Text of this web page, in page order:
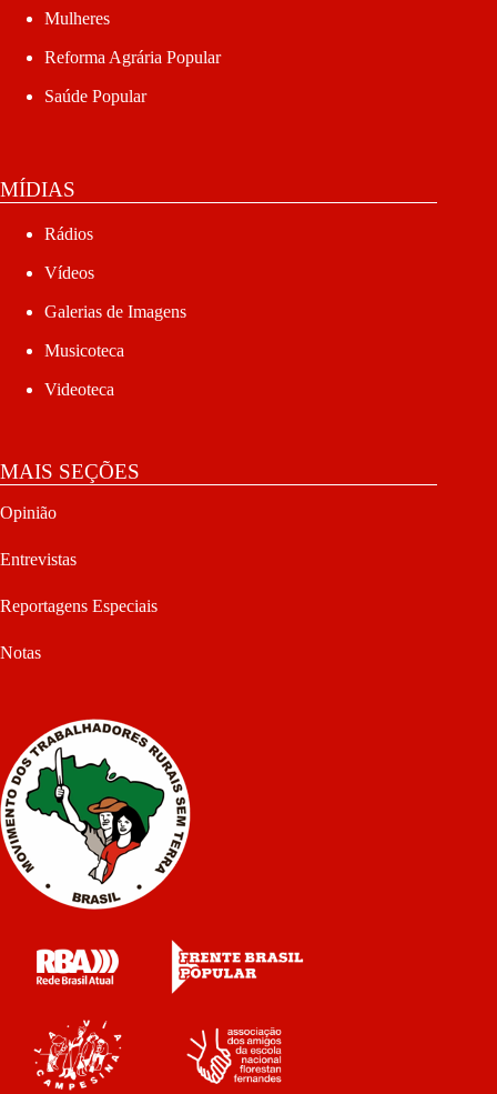
Mulheres
Reforma Agrária Popular
Saúde Popular
MÍDIAS
Rádios
Vídeos
Galerias de Imagens
Musicoteca
Videoteca
MAIS SEÇÕES
Opinião
Entrevistas
Reportagens Especiais
Notas